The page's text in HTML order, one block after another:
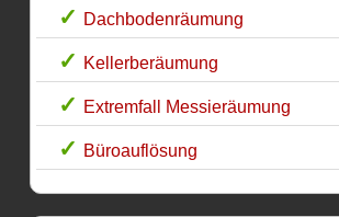
Dachbodenräumung
Kellerberäumung
Extremfall Messieräumung
Büroauflösung